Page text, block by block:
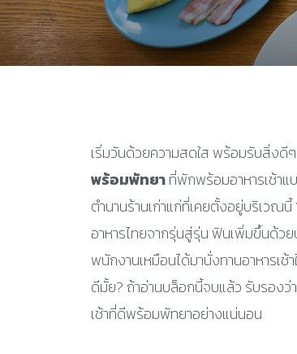
เริ่มวันด้วยความสดใส พร้อมรับสิ่งดีๆ
พร้อมพัทยาที่พักพร้อมอาหารเช้า
ตำนานร้านเก่าแก่ที่เคยตั้งอยู่บริเวณ
อาหารไทยจากรุ่นสู่รุ่น ฟินเพิ่มขึ้นด้ว
พนักงานเหมือนได้มานั่งทานอาหารเช้
ดีมั้ย? ถ้าอ่านบล็อกนี้จบแล้ว รับรองว่
เช้าที่ดีพร้อมพัทยาอย่างแน่นอน